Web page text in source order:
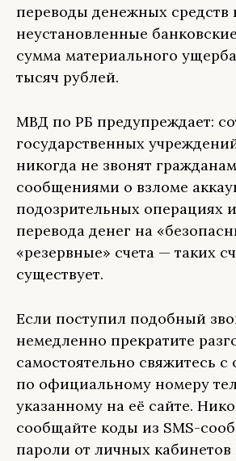
переводы денежных средств
неустановленные
сумма материального
тысяч рублей.
МВД по РБ предупреждает:
государственных
никогда не звонят
сообщениями о взломе
подозрительных операциях
перевода денег на
«резервные» счета — таких
существует.
Если поступил подобный
немедленно прекратите
самостоятельно свяжитесь с
по официальному номеру
указанному на её сайте.
сообщайте коды из SMS-
пароли от личных